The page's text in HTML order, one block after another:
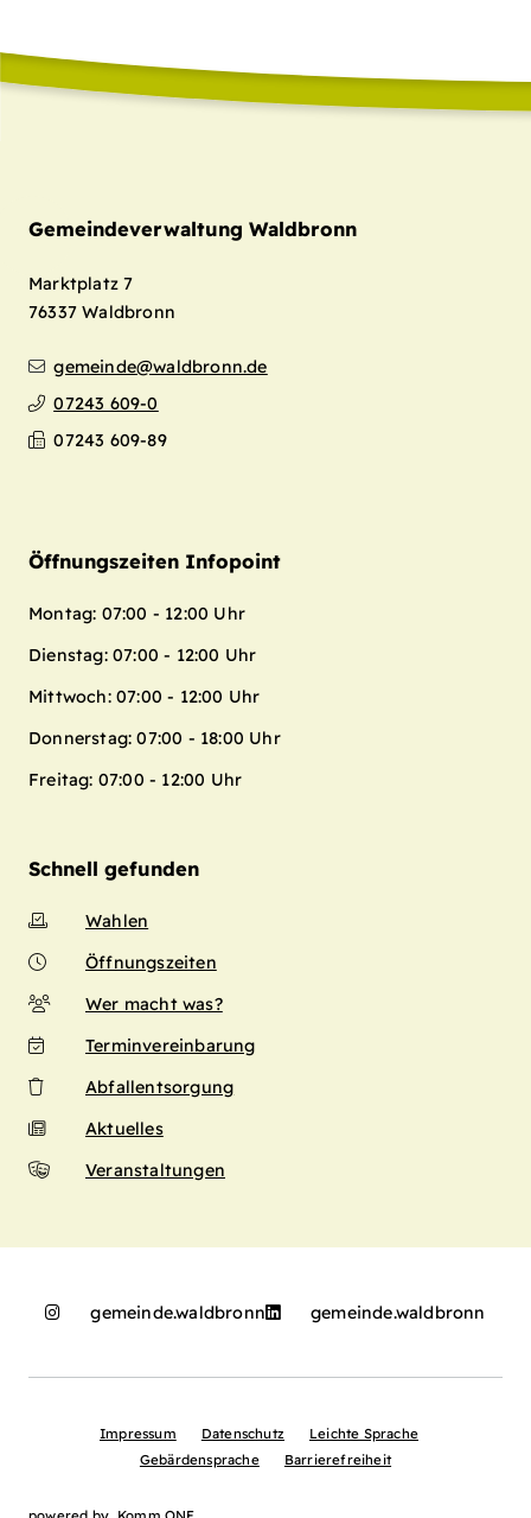
Gemeindeverwaltung Waldbronn
Marktplatz 7
76337 Waldbronn
gemeinde@waldbronn.de
07243 609-0
07243 609-89
Öffnungszeiten Infopoint
Montag: 07:00 - 12:00 Uhr
Dienstag: 07:00 - 12:00 Uhr
Mittwoch: 07:00 - 12:00 Uhr
Donnerstag: 07:00 - 18:00 Uhr
Freitag: 07:00 - 12:00 Uhr
Schnell gefunden
Wahlen
Öffnungszeiten
Wer macht was?
Terminvereinbarung
Abfallentsorgung
Aktuelles
Veranstaltungen
gemeinde.waldbronn gemeinde.waldbronn
Impressum Datenschutz
Leichte Sprache
Gebärdensprache
Barrierefreiheit